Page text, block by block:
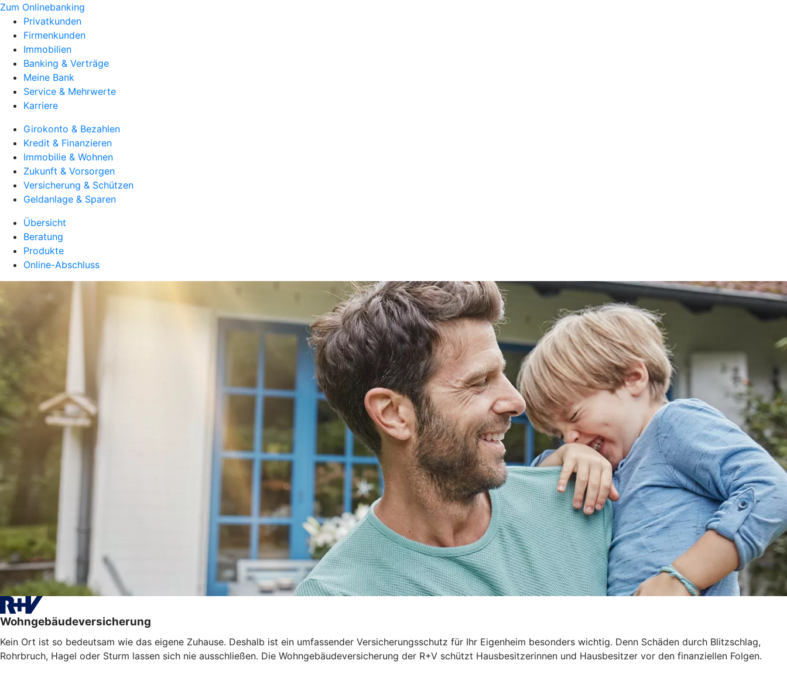
Zum Onlinebanking
Privatkunden
Firmenkunden
Immobilien
Banking & Verträge
Meine Bank
Service & Mehrwerte
Karriere
Girokonto & Bezahlen
Kredit & Finanzieren
Immobilie & Wohnen
Zukunft & Vorsorgen
Versicherung & Schützen
Geldanlage & Sparen
Übersicht
Beratung
Produkte
Online-Abschluss
Wohngebäudeversicherung
Kein Ort ist so bedeutsam wie das eigene Zuhause. Deshalb ist ein umfassender Versicherungsschutz für Ihr Eigenheim besonders wichtig. Denn Schäden durch Blitzschlag,
Rohrbruch, Hagel oder Sturm lassen sich nie ausschließen. Die Wohngebäudeversicherung der R+V schützt Hausbesitzerinnen und Hausbesitzer vor den finanziellen Folgen.